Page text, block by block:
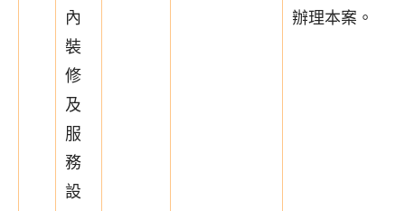
內
裝
修
及
服
務
設
辦理本案。